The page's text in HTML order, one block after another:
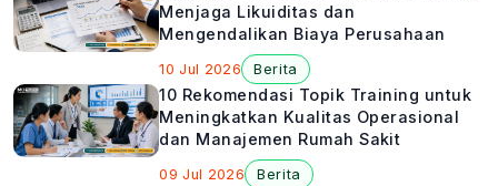
Menjaga Likuiditas dan
Mengendalikan Biaya Perusahaan
10 Jul 2026 Berita
10 Rekomendasi Topik Training untuk
Meningkatkan Kualitas Operasional
dan Manajemen Rumah Sakit
09 Jul 2026 Berita